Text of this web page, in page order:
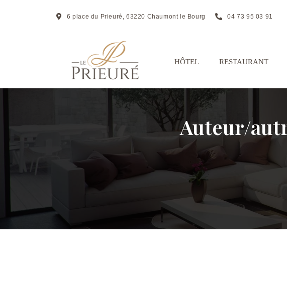
6 place du Prieuré, 63220 Chaumont le Bourg 04 73 95 03 91
HÔTEL RESTAURANT
Auteur/